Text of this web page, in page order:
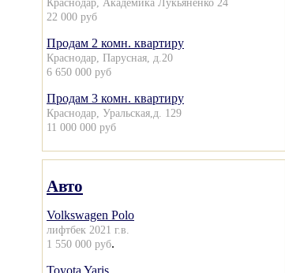
22 000 руб
Продам 2 комн. квартиру
Краснодар, Парусная, д.20
6 650 000 руб
Продам 3 комн. квартиру
Краснодар, Уральская,д. 129
11 000 000 руб
Авто
Volkswagen Polo
лифтбек 2021 г.в.
1 550 000 руб.
Toyota Yaris